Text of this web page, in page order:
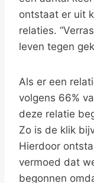
ontstaat er uit
relaties.
leven tegen
Als er een
volgens 66%
deze relatie
Zo is de klik
Hierdoor
vermoed dat
begonnen